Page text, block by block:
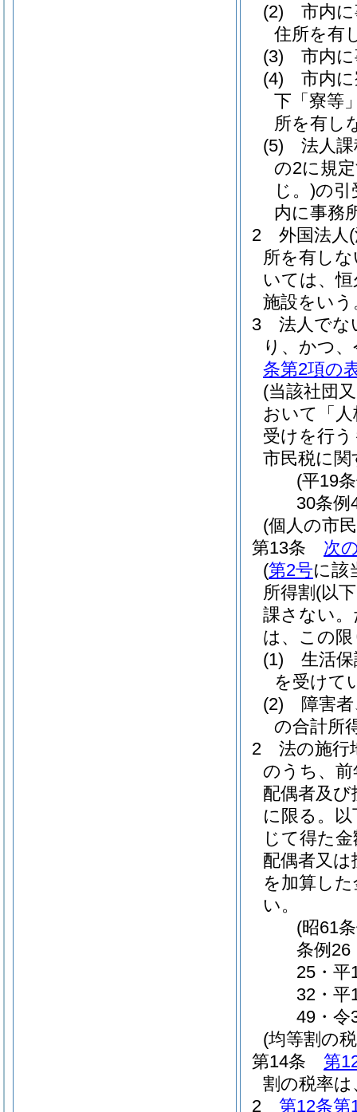
(2)
市内
住所を有
(3)
市内
(4)
市内
下「寮等
所を有し
(5)
法人
の2に規
じ。)の引
内に事務
2
外国法人
所を有し
いては、
施設をいう
3
法人でな
り、かつ
条第2項の
(当該社団
おいて「
受けを行
市民税に
(平19
30条例
(個人の市
第13条
次
(第2号に該
所得割 (以
課さない。
は、この
(1)
生活
を受けて
(2)
障害
の合計所
2
法の施行
のうち、
配偶者及び
に限る。
じて得た
配偶者又
を加算した
い。
(昭61
条例26
25・平
32・平
49・令
(均等割の
第14条
第
割の税率
2
第12条第